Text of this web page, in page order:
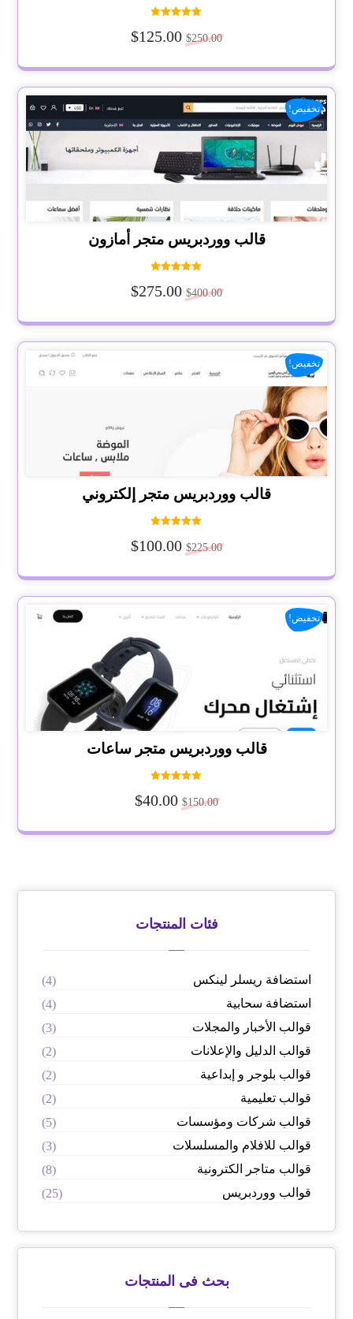
5.00
من 5
$250.00
$125.00
قالب ووردبريس متجر أمازون
5.00
من 5
$400.00
$275.00
تخفيض!
قالب ووردبريس متجر إلكتروني
5.00
من 5
$225.00
$100.00
تخفيض!
قالب ووردبريس متجر ساعات
5.00
من 5
$150.00
$40.00
تخفيض!
فئات المنتجات
استضافة ريسلر لينكس
(4)
استضافة سحابية
(4)
قوالب الأخبار والمجلات
(3)
قوالب الدليل والإعلانات
(2)
قوالب بلوجر و إبداعية
(2)
قوالب تعليمية
(2)
قوالب شركات ومؤسسات
(5)
قوالب للافلام والمسلسلات
(3)
قوالب متاجر الكترونية
(8)
قوالب ووردبريس
(25)
بحث فى المنتجات